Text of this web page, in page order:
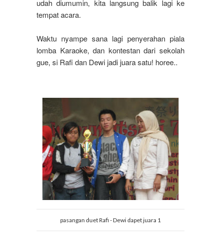
udah diumumin, kita langsung balik lagi ke
tempat acara.
Waktu nyampe sana lagi penyerahan piala
lomba Karaoke, dan kontestan dari sekolah
gue, si Rafi dan Dewi jadi juara satu! horee..
pasangan duet Rafi - Dewi dapet juara 1